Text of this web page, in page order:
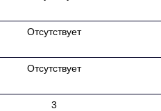
Отсутствует
Отсутствует
3